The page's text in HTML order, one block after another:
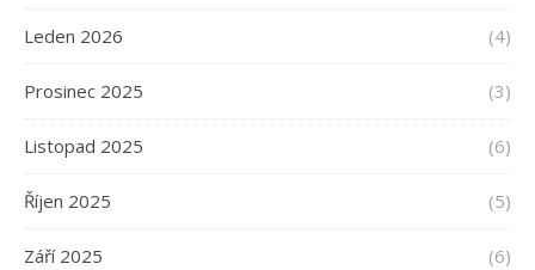
Leden 2026 (4)
Prosinec 2025 (3)
Listopad 2025 (6)
Říjen 2025 (5)
Září 2025 (6)